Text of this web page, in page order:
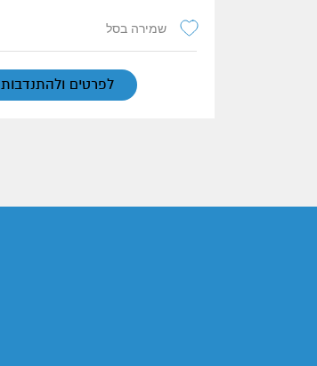
שמירה בסל
לפרטים ולהתנדבות